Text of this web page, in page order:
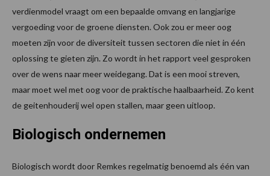
verdienmodel vraagt om een bepaalde omvang en langjarige
vergoeding voor de groene diensten. Ook zou er meer oog
moeten zijn voor de diversiteit tussen sectoren die niet in één
oplossing te gieten zijn. Zo wordt in het rapport veel gesproken
over de wens naar meer weidegang. Dat is een mooi streven,
maar moet wel met oog voor de praktische haalbaarheid. Zo kent
de geitenhouderij wel open stallen, maar geen uitloop.
Biologisch ondernemen
Biologisch wordt door Remkes regelmatig benoemd als één van